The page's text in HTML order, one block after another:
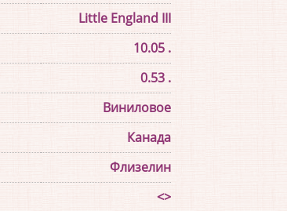
Little England III
10.05 .
0.53 .
Виниловое
Канада
Флизелин
<>